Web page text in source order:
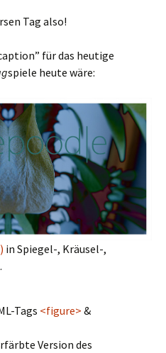
Tag also!
für das heutige
spiele heute wäre:
in Spiegel-, Kräusel-,
Tags <figure> &
Version des